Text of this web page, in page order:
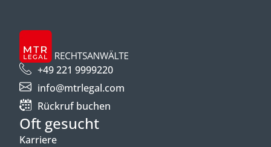
+49 221 9999220
info@mtrlegal.com
Rückruf buchen
Oft gesucht
Karriere